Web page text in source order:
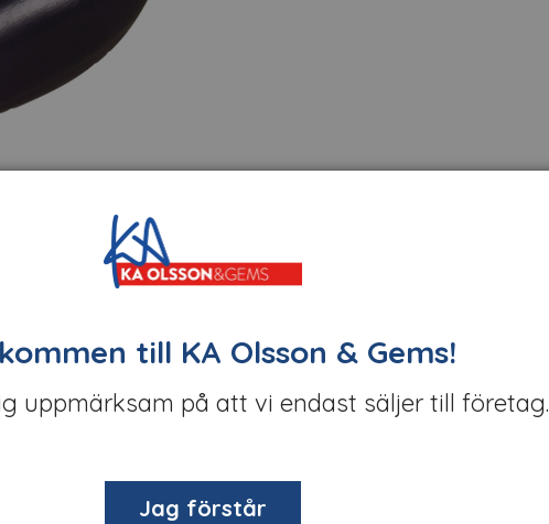
till KA Olsson & Gems!
uppmärksam på att vi endast säljer till företag.
Jag förstår